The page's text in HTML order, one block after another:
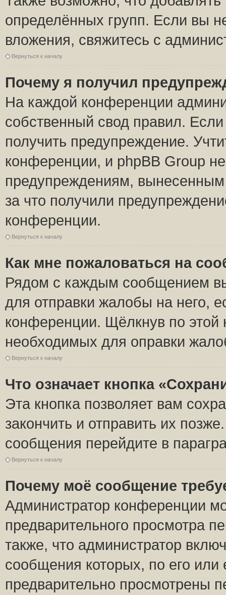
определённых групп. Если вы
вложения, свяжитесь с
Вернуться к началу
Почему я получил
На каждой конференции
собственный свод правил.
получить предупреждение.
конференции, и phpBB Group
предупреждениям,
за что получили
конференции.
Вернуться к началу
Как мне пожаловаться на
Рядом с каждым сообщением
для отправки жалобы на него,
конференции. Щёлкнув по этой
необходимых для оправки
Вернуться к началу
Что означает кнопка
Эта кнопка позволяет вам
закончить и отправить их
сообщения перейдите в
Вернуться к началу
Почему моё сообщение
Администратор конференции
предварительного просмотра
также, что администратор
сообщения которых, по его
предварительно просмотрены